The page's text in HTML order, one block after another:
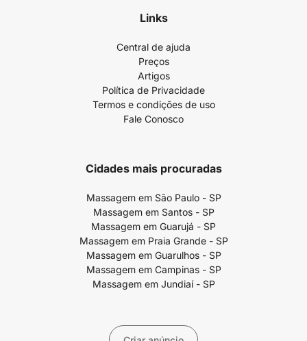
Links
Central de ajuda
Preços
Artigos
Política de Privacidade
Termos e condições de uso
Fale Conosco
Cidades mais procuradas
Massagem em São Paulo - SP
Massagem em Santos - SP
Massagem em Guarujá - SP
Massagem em Praia Grande - SP
Massagem em Guarulhos - SP
Massagem em Campinas - SP
Massagem em Jundiaí - SP